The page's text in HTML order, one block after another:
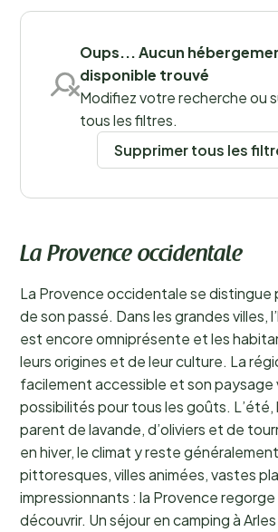
Oups... Aucun
disponible trouvé
Modifiez votre recherche ou
tous les filtres.
Supprimer tous les
La Provence occidentale
La Provence occidentale se distingue
de son passé. Dans les grandes villes,
est encore omniprésente et les
leurs origines et de leur culture. La
facilement accessible et son paysage
possibilités pour tous les goûts. L’été,
parent de lavande, d’oliviers et de
en hiver, le climat y reste
pittoresques, villes animées, vastes
impressionnants : la Provence
découvrir. Un séjour en camping à